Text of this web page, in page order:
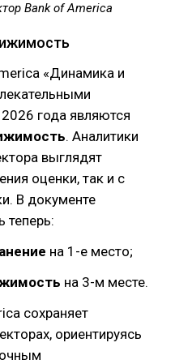
Bank of America
«Динамика и
года являются
. Аналитики
выглядят
оценки, так и с
В документе
теперь:
на 1-е место;
на 3-м месте.
сохраняет
ориентируясь